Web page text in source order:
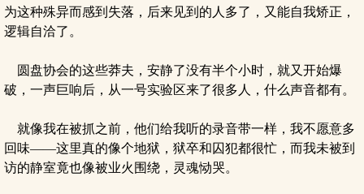
为这种殊异而感到失落，后来见到的人多了，又能自我矫正，
逻辑自洽了。
圆盘协会的这些莽夫，安静了没有半个小时，就又开始爆
破，一声巨响后，从一号实验区来了很多人，什么声音都有。
就像我在被抓之前，他们给我听的录音带一样，我不愿意多
回味——这里真的像个地狱，狱卒和囚犯都很忙，而我未被到
访的静室竟也像被业火围绕，灵魂恸哭。